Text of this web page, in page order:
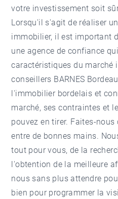
votre investissement soit
Lorsqu'il s'agit de réaliser
immobilier, il est important
une agence de confiance
caractéristiques du marché
conseillers BARNES
l'immobilier bordelais et
marché, ses contraintes et
pouvez en tirer. Faites-
entre de bonnes mains.
tout pour vous, de la
l'obtention de la meilleure
nous sans plus attendre
bien pour programmer la